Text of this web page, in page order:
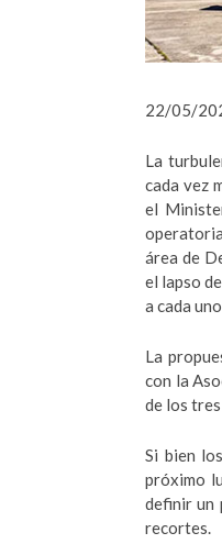
22/05/
La
cada vez
el
área de
el lapso
a cada
La
con la
de los
Si bien
próximo
definir un
recortes.